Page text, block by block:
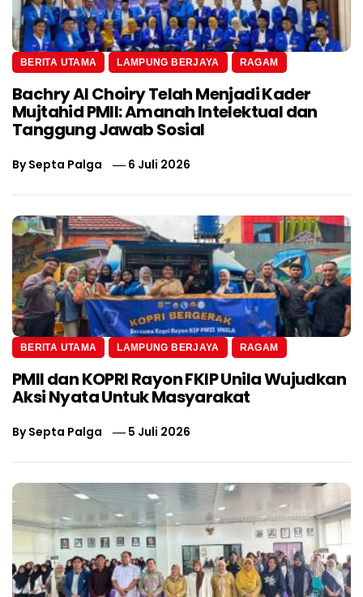
BERITA UTAMA LAMPUNG BERJAYA RAGAM
Bachry Al Choiry Telah Menjadi Kader
Mujtahid PMII: Amanah Intelektual dan
Tanggung Jawab Sosial
BySepta Palga 6 Juli 2026
BERITA UTAMA LAMPUNG BERJAYA RAGAM
PMII dan KOPRI Rayon FKIP Unila Wujudkan
Aksi Nyata Untuk Masyarakat
BySepta Palga 5 Juli 2026